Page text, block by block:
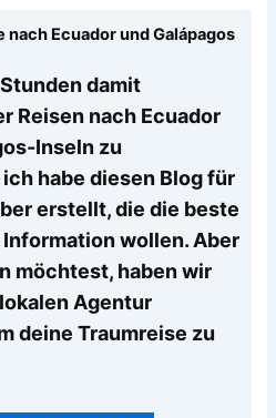
nach Ecuador und Galápagos
damit
Reisen nach Ecuador
Inseln zu
habe diesen Blog für
erstellt, die die beste
wollen. Aber
möchtest, haben wir
Agentur
deine Traumreise zu